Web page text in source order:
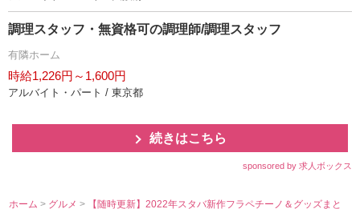
調理スタッフ・無資格可の調理師/調理スタッフ
有隣ホーム
時給1,226円～1,600円
アルバイト・パート / 東京都
続きはこちら
sponsored by 求人ボックス
ホーム > グルメ> 【随時更新】2022年スタバ新作フラペチーノ＆グッズまと